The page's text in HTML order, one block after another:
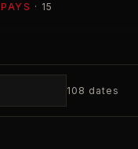
PAYS · 15
108 dates